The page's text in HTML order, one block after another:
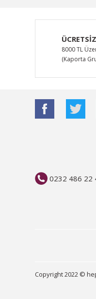
Ürün resmi
Ürün
Ürün
Ürün fiyatı
8000 TL
(Kaporta
0232 486 22
Copyright 2022 ©